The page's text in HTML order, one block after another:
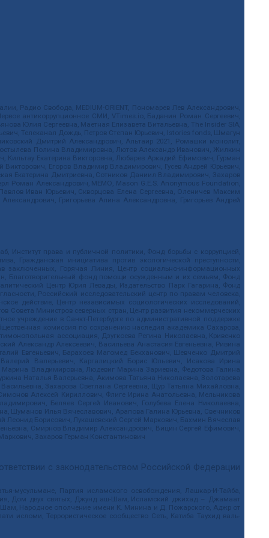
Радио Свобода, MEDIUM-ORIENT, Пономарев Лев Александрович,
антикоррупционное СМИ, VTimes.io, Баданин Роман Сергеевич,
Юлия Сергеевна, Маетная Елизавета Витальевна, The Insider SIA,
Телеканал Дождь, Петров Степан Юрьевич, Istories fonds, Шмагун
Дмитрий Александрович, Альтаир 2021, Ромашки монолит,
Полина Владимировна, Лютов Александр Иванович, Жилкин
Екатерина Викторовна, Любарев Аркадий Ефимович, Гурман
Егоров Владимир Владимирович, Гусев Андрей Юрьевич,
Екатерина Дмитриевна, Сотников Даниил Владимирович, Захаров
Роман Александрович, МЕМО, Mason G.E.S. Anonymous Foundation,
Иван Юрьевич, Скворцова Елена Сергеевна, Оленичев Максим
Григорьева Алина Александровна, Григорьев Андрей
Институт права и публичной политики, Фонд борьбы с коррупцией,
Гражданская инициатива против экологической преступности,
заключенных, Горячая Линия, Центр социально-информационных
Благотворительный фонд помощи осужденным и их семьям, Фонд
Центр Юрия Левады, Издательство Парк Гагарина, Фонд
Российский исследовательский центр по правам человека,
действие, Центр независимых социологических исследований,
Министров северных стран, Центр развития некоммерческих
учреждение в Санкт-Петербурге по административной поддержке
комиссия по сохранению наследия академика Сахарова,
ассоциация, Дзугкоева Регина Николаевна, Кривенко
Александр Алексеевич, Васильева Анастасия Евгеньевна, Ривина
Евгеньевич, Барахоев Магомед Бекханович, Шевченко Дмитрий
Валерьевич, Каргалицкий Борис Юльевич, Исакова Ирина
Марина Владимировна, Людевиг Марина Зариевна, Федотова Галина
Наталья Валерьевна, Акимова Татьяна Николаевна, Золотарева
Захарова Светлана Сергеевна, Щур Татьяна Михайловна,
Алексей Кириллович, Флиге Ирина Анатольевна, Мельникова
Беляев Сергей Иванович, Голубева Елена Николаевна,
Шуманов Илья Вячеславович, Арапова Галина Юрьевна, Свечников
Борисович, Лукашевский Сергей Маркович, Бахмин Вячеслав
Смирнов Владимир Александрович, Вицин Сергей Ефимович,
Захаров Герман Константинович
с законодательством Российской Федерации
мусульмане, Партия исламского освобождения, Лашкар-И-Тайба,
Дом двух святых, Джунд аш-Шам, Исламский джихад – Джамаат
Шам, Народное ополчение имени К. Минина и Д. Пожарского, Аджр от
Террористическое сообщество Сеть, Катиба Таухид валь-